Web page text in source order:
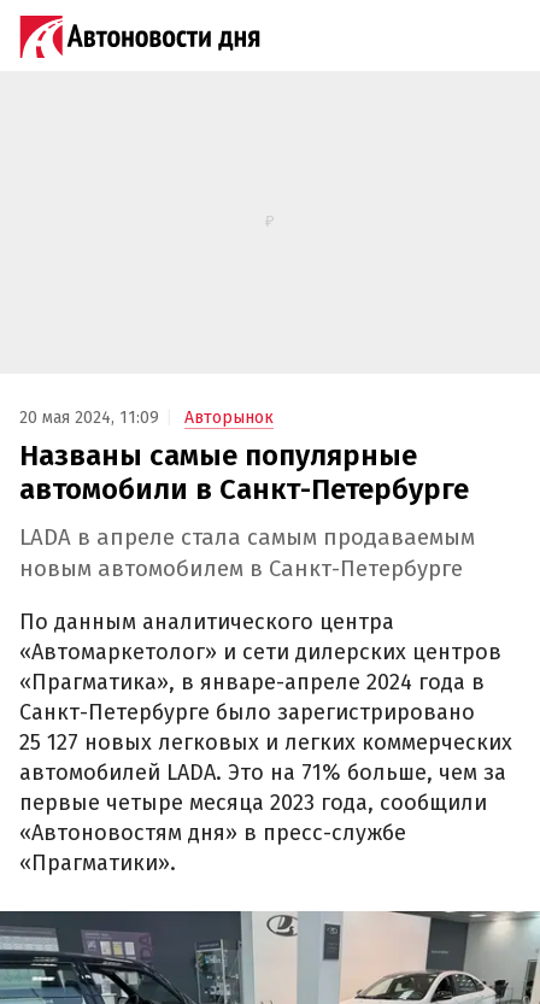
20 мая 2024, 11:09 Авторынок
Названы самые популярные
автомобили в Санкт-Петербурге
LADA в апреле стала самым продаваемым
новым автомобилем в Санкт-Петербурге
По данным аналитического центра
«Автомаркетолог» и сети дилерских центров
«Прагматика», в январе-апреле 2024 года в
Санкт-Петербурге было зарегистрировано
25 127 новых легковых и легких коммерческих
автомобилей LADA. Это на 71% больше, чем за
первые четыре месяца 2023 года, сообщили
«Автоновостям дня» в пресс-службе
«Прагматики».